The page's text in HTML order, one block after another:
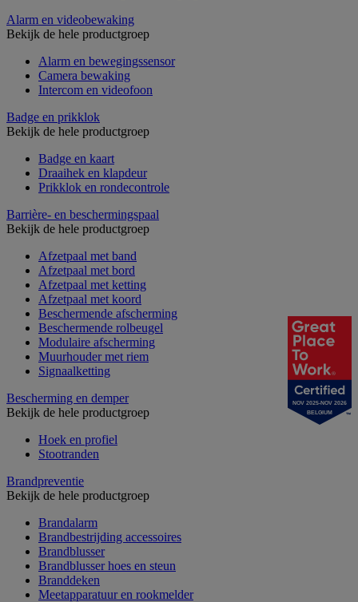
Alarm en videobewaking
Bekijk de hele productgroep
Alarm en bewegingssensor
Camera bewaking
Intercom en videofoon
Badge en prikklok
Bekijk de hele productgroep
Badge en kaart
Draaihek en klapdeur
Prikklok en rondecontrole
Barrière- en beschermingspaal
Bekijk de hele productgroep
Afzetpaal met band
Afzetpaal met bord
Afzetpaal met ketting
Afzetpaal met koord
Beschermende afscherming
Beschermende rolbeugel
Modulaire afscherming
Muurhouder met riem
Signaalketting
Bescherming en demper
Bekijk de hele productgroep
Hoek en profiel
Stootranden
Brandpreventie
Bekijk de hele productgroep
Brandalarm
Brandbestrijding accessoires
Brandblusser
Brandblusser hoes en steun
Branddeken
Meetapparatuur en rookmelder
NOV 2025-NOV 2026
BELGIUM